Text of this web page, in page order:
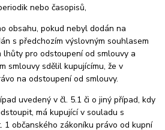
nebo časopisů,
obsahu, pokud nebyl dodán na
s předchozím výslovným souhlasem
pro odstoupení od smlouvy a
smlouvy sdělil kupujícímu, že v
na odstoupení od smlouvy.
uvedený v čl. 5.1 či o jiný případ, kdy
má kupující v souladu s
1 občanského zákoníku právo od kupní